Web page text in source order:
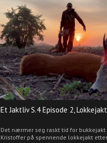
Et Jaktliv S.4 Episode 2,
Det nærmer seg raskt tid for bukkejakt
Kristoffer på spennende lokkejakt